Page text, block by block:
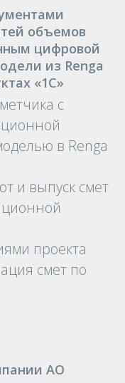
объемов
цифровой
из Renga
«1С»
с
в Renga
и выпуск смет
проекта
смет по
АО